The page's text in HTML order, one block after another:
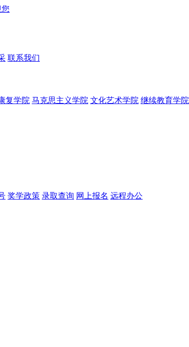
联系我们
复学院 马克思主义学院 文化艺术学院 继续教育学院
奖学政策 录取查询 网上报名 远程办公